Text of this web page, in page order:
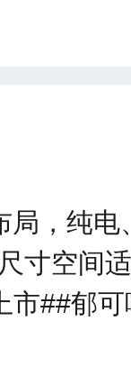
，纯电
寸空间
##郁